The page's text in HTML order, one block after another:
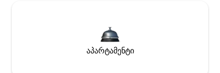
აპარტამენტი